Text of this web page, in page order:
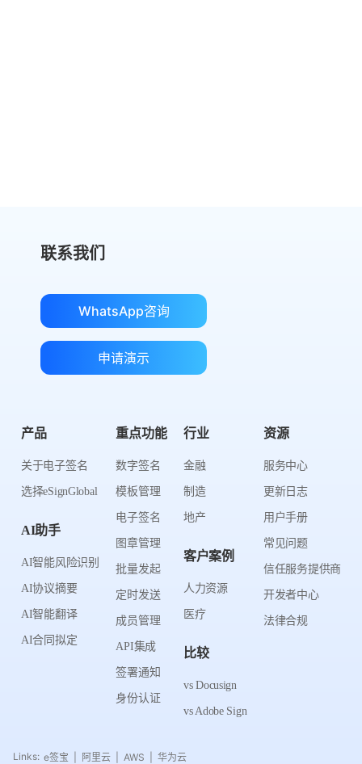
联系我们
WhatsApp咨询
申请演示
产品
关于电子签名
选择eSignGlobal
AI助手
AI智能风险识别
AI协议摘要
AI智能翻译
AI合同拟定
重点功能
数字签名
模板管理
电子签名
图章管理
批量发起
定时发送
成员管理
API集成
签署通知
身份认证
行业
金融
制造
地产
客户案例
人力资源
医疗
比较
vs Docusign
vs Adobe Sign
资源
服务中心
更新日志
用户手册
常见问题
信任服务提供商
开发者中心
法律合规
Links: e签宝 阿里云 AWS 华为云